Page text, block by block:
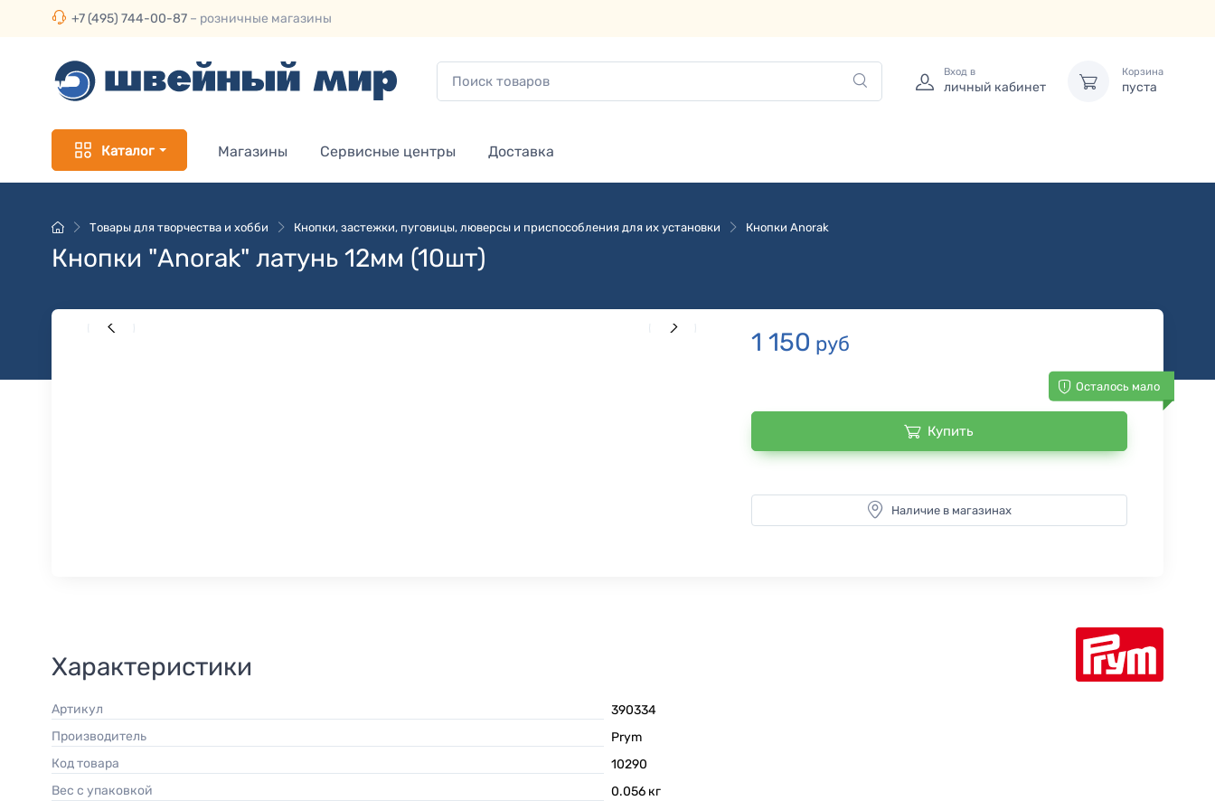
+7 (495) 744-00-87 – розничные магазины
Вход в
личный кабинет
Корзина
пуста
Каталог Магазины Сервисные центры Доставка
Товары для творчества и хобби Кнопки, застежки, пуговицы, люверсы и приспособления для их установки Кнопки Anorak
Кнопки "Anorak" латунь 12мм (10шт)
1 150 руб
Осталось мало
Купить
Наличие в магазинах
Характеристики
Артикул
390334
Производитель
Prym
Код товара
10290
Вес с упаковкой
0.056 кг